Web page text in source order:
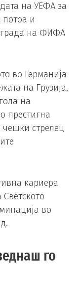
на УЕФА за
потоа и
на ФИФА
во Германија
на Грузија,
на
престигна
стрелец
кариера
во
го